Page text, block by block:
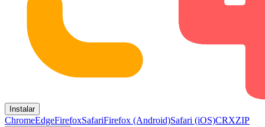
Instalar
ChromeEdgeFirefoxSafariFirefox (Android)Safari (iOS)CRXZIP